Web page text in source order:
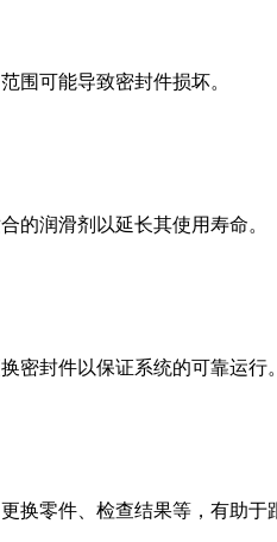
围可能导致密封件损坏。
的润滑剂以延长其使用寿命。
密封件以保证系统的可靠运行。
换零件、检查结果等，有助于